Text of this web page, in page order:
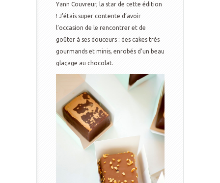
Yann Couvreur, la star de cette édition
! J’étais super contente d’avoir
l’occasion de le rencontrer et de
goûter à ses douceurs : des cakes très
gourmands et minis, enrobés d’un beau
glaçage au chocolat.